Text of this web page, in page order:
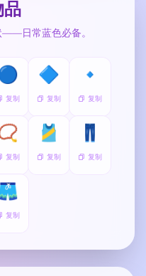
品
日常蓝色必备。
复制
🔷
复制
🔹
复制
复制
🎽
复制
👖
复制
复制